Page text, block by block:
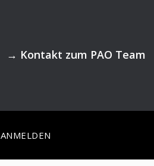
→ Kontakt zum PAO Team
ANMELDEN